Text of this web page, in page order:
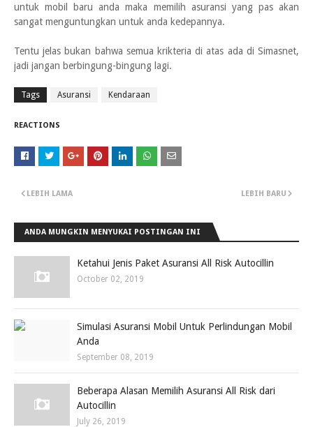
untuk mobil baru anda maka memilih asuransi yang pas akan
sangat menguntungkan untuk anda kedepannya.
Tentu jelas bukan bahwa semua krikteria di atas ada di Simasnet,
jadi jangan berbingung-bingung lagi.
Tags Asuransi Kendaraan
REACTIONS
LEBIH BARU
LEBIH LAMA
ANDA MUNGKIN MENYUKAI POSTINGAN INI
Ketahui Jenis Paket Asuransi All Risk Autocillin
October 02, 2019
Simulasi Asuransi Mobil Untuk Perlindungan Mobil
Anda
September 08, 2019
Beberapa Alasan Memilih Asuransi All Risk dari
Autocillin
July 26, 2019